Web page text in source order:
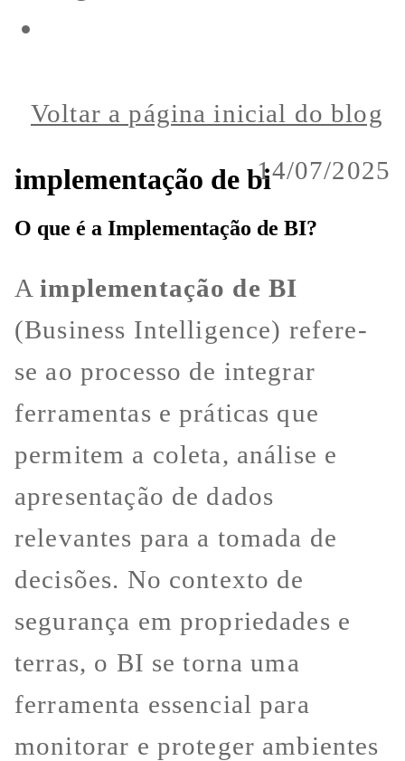
14/07/2025
Voltar a página inicial do blog
implementação de bi
O que é a Implementação de BI?
Aimplementação de BI
(Business Intelligence) refere-
se ao processo de integrar
ferramentas e práticas que
permitem a coleta, análise e
apresentação de dados
relevantes para a tomada de
decisões. No contexto de
segurança em propriedades e
terras, o BI se torna uma
ferramenta essencial para
monitorar e proteger ambientes